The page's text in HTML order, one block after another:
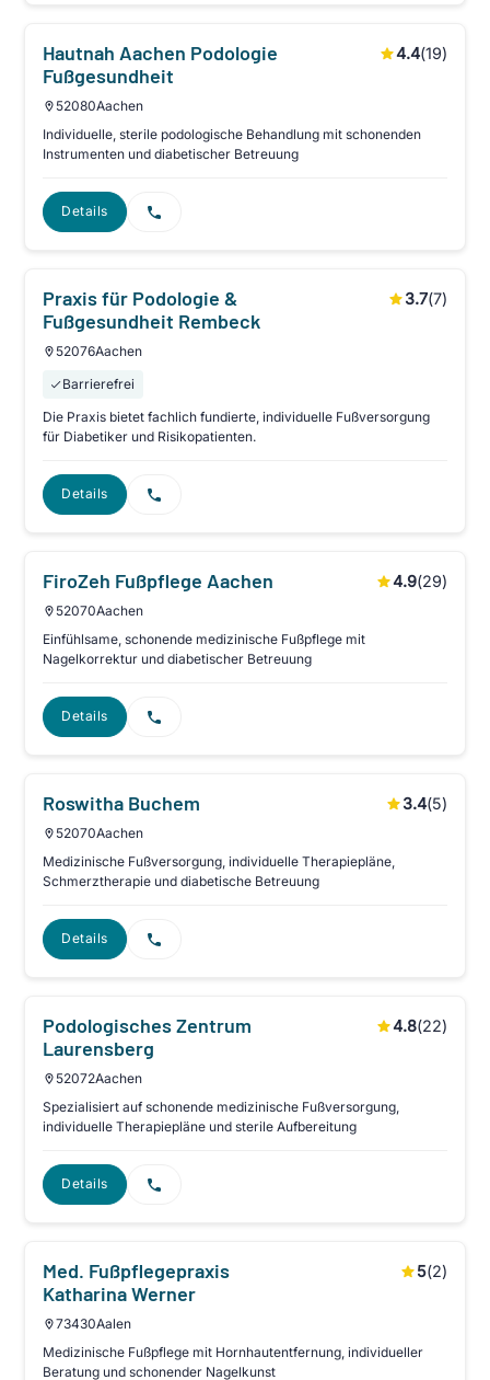
Hautnah Aachen Podologie
Fußgesundheit
4.4(19)
52080Aachen
Individuelle, sterile podologische Behandlung mit schonenden
Instrumenten und diabetischer Betreuung
Details
Praxis für Podologie &
Fußgesundheit Rembeck
3.7(7)
52076Aachen
Barrierefrei
Die Praxis bietet fachlich fundierte, individuelle Fußversorgung
für Diabetiker und Risikopatienten.
Details
FiroZeh Fußpflege Aachen 4.9(29)
52070Aachen
Einfühlsame, schonende medizinische Fußpflege mit
Nagelkorrektur und diabetischer Betreuung
Details
Roswitha Buchem 3.4(5)
52070Aachen
Medizinische Fußversorgung, individuelle Therapiepläne,
Schmerztherapie und diabetische Betreuung
Details
Podologisches Zentrum
Laurensberg
4.8(22)
52072Aachen
Spezialisiert auf schonende medizinische Fußversorgung,
individuelle Therapiepläne und sterile Aufbereitung
Details
Med. Fußpflegepraxis
Katharina Werner
5(2)
73430Aalen
Medizinische Fußpflege mit Hornhautentfernung, individueller
Beratung und schonender Nagelkunst